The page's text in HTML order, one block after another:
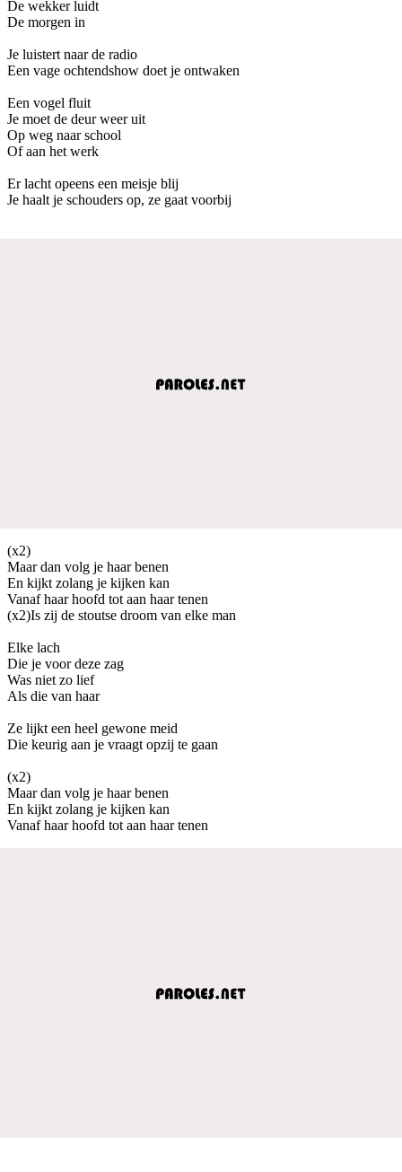
De wekker luidt
De morgen in
Je luistert naar de radio
Een vage ochtendshow doet je ontwaken
Een vogel fluit
Je moet de deur weer uit
Op weg naar school
Of aan het werk
Er lacht opeens een meisje blij
Je haalt je schouders op, ze gaat voorbij
(x2)
Maar dan volg je haar benen
En kijkt zolang je kijken kan
Vanaf haar hoofd tot aan haar tenen
(x2)Is zij de stoutse droom van elke man
Elke lach
Die je voor deze zag
Was niet zo lief
Als die van haar
Ze lijkt een heel gewone meid
Die keurig aan je vraagt opzij te gaan
(x2)
Maar dan volg je haar benen
En kijkt zolang je kijken kan
Vanaf haar hoofd tot aan haar tenen